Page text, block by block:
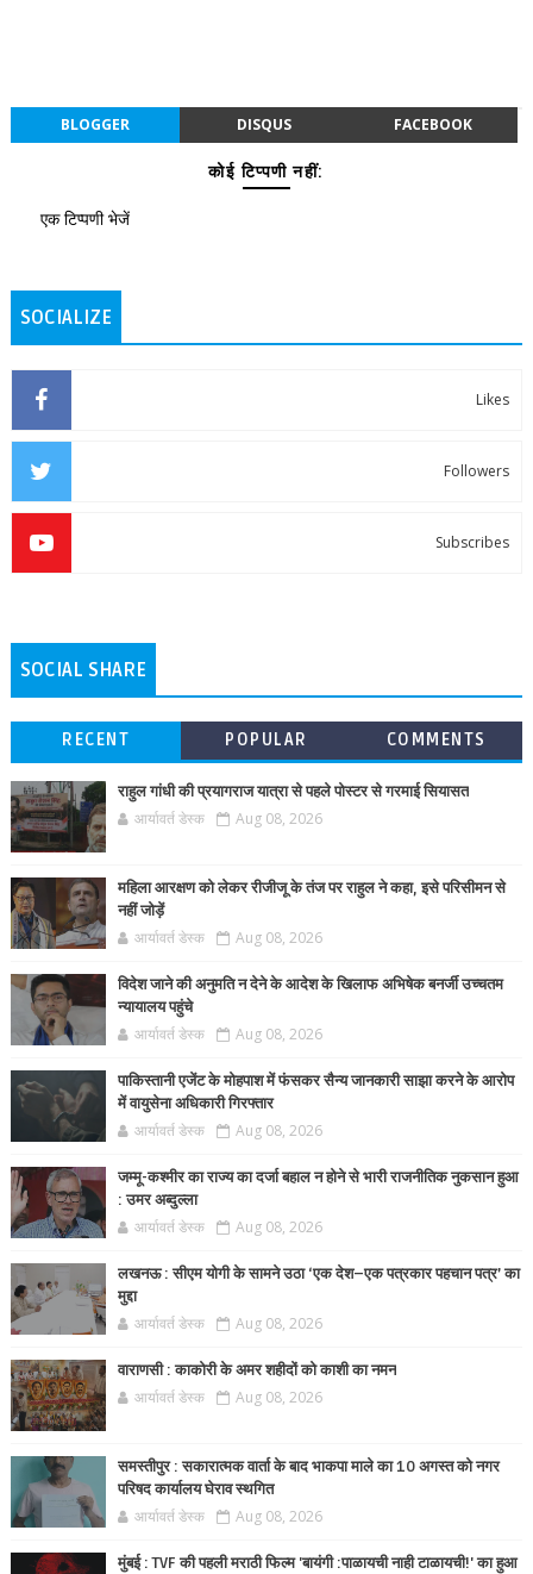
BLOGGER DISQUS FACEBOOK
कोई टिप्पणी नहीं:
एक टिप्पणी भेजें
SOCIALIZE
Likes
Followers
Subscribes
SOCIAL SHARE
RECENT POPULAR COMMENTS
राहुल गांधी की प्रयागराज यात्रा से पहले पोस्टर से गरमाई सियासत
आर्यावर्त डेस्क Aug 08, 2026
महिला आरक्षण को लेकर रीजीजू के तंज पर राहुल ने कहा, इसे परिसीमन से
नहीं जोड़ें
आर्यावर्त डेस्क Aug 08, 2026
विदेश जाने की अनुमति न देने के आदेश के खिलाफ अभिषेक बनर्जी उच्चतम
न्यायालय पहुंचे
आर्यावर्त डेस्क Aug 08, 2026
पाकिस्तानी एजेंट के मोहपाश में फंसकर सैन्य जानकारी साझा करने के आरोप
में वायुसेना अधिकारी गिरफ्तार
आर्यावर्त डेस्क Aug 08, 2026
जम्मू-कश्मीर का राज्य का दर्जा बहाल न होने से भारी राजनीतिक नुकसान हुआ
: उमर अब्दुल्ला
आर्यावर्त डेस्क Aug 08, 2026
लखनऊ : सीएम योगी के सामने उठा ‘एक देश–एक पत्रकार पहचान पत्र’ का
मुद्दा
आर्यावर्त डेस्क Aug 08, 2026
वाराणसी : काकोरी के अमर शहीदों को काशी का नमन
आर्यावर्त डेस्क Aug 08, 2026
समस्तीपुर : सकारात्मक वार्ता के बाद भाकपा माले का 10 अगस्त को नगर
परिषद कार्यालय घेराव स्थगित
आर्यावर्त डेस्क Aug 08, 2026
मुंबई : TVF की पहली मराठी फिल्म 'बायंगी :पाळायची नाही टाळायची!' का हुआ